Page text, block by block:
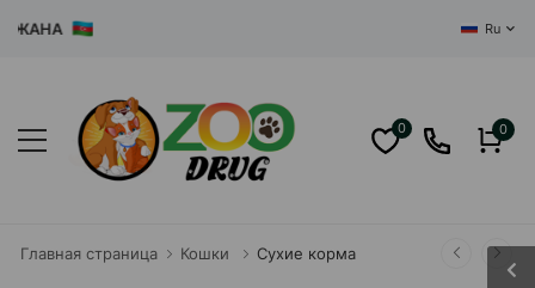
Ru
0 0
Главная страница Кошки Сухие корма